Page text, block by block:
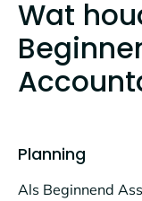
Wat
Planning
Als Beginnend